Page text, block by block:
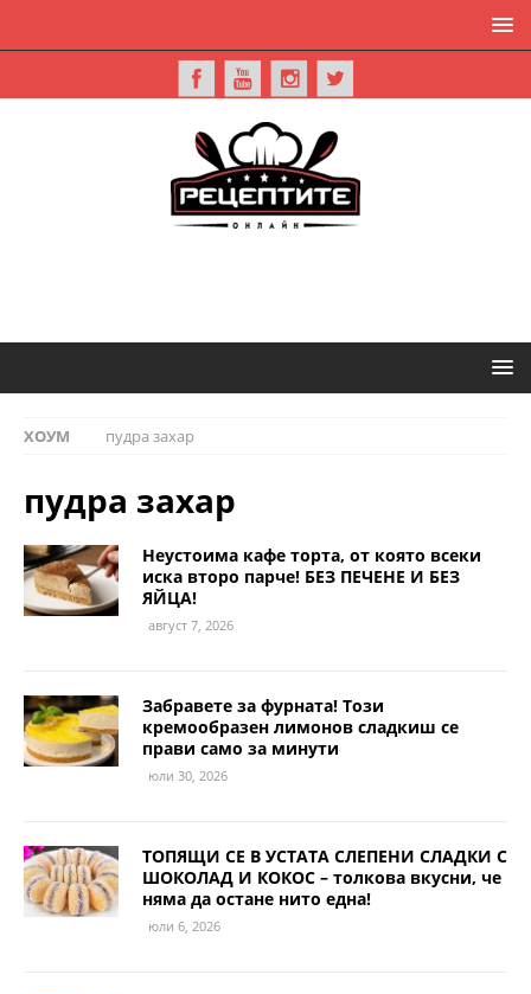
ХОУМ пудра захар
пудра захар
Неустоима кафе торта, от която всеки
иска второ парче! БЕЗ ПЕЧЕНЕ И БЕЗ
ЯЙЦА!
август 7, 2026
Забравете за фурната! Този
кремообразен лимонов сладкиш се
прави само за минути
юли 30, 2026
ТОПЯЩИ СЕ В УСТАТА СЛЕПЕНИ СЛАДКИ С
ШОКОЛАД И КОКОС – толкова вкусни, че
няма да остане нито една!
юли 6, 2026